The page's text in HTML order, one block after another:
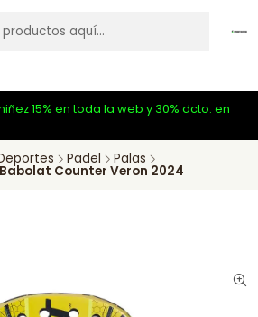
15% en toda la web y 30% dcto. en
Padel Palas
Counter Veron 2024